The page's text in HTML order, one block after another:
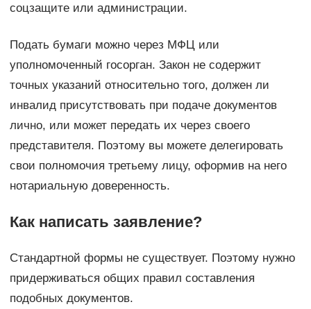
соцзащите или администрации.
Подать бумаги можно через МФЦ или
уполномоченный госорган. Закон не содержит
точных указаний относительно того, должен ли
инвалид присутствовать при подаче документов
лично, или может передать их через своего
представителя. Поэтому вы можете делегировать
свои полномочия третьему лицу, оформив на него
нотариальную доверенность.
Как написать заявление?
Стандартной формы не существует. Поэтому нужно
придерживаться общих правил составления
подобных документов.